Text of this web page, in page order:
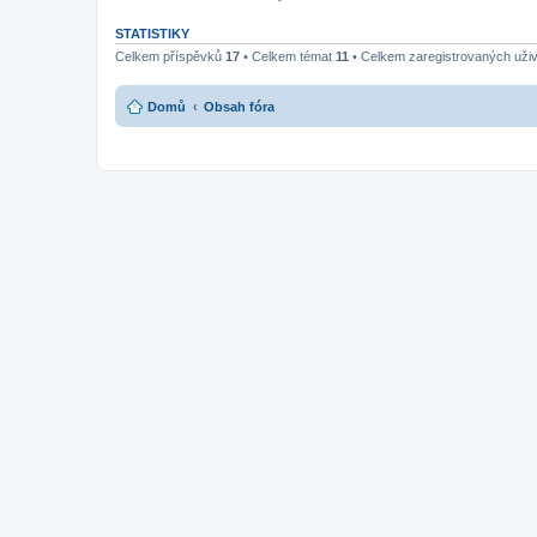
STATISTIKY
Celkem příspěvků 17 • Celkem témat 11 • Celkem zaregistrovaných
Domů Obsah fóra